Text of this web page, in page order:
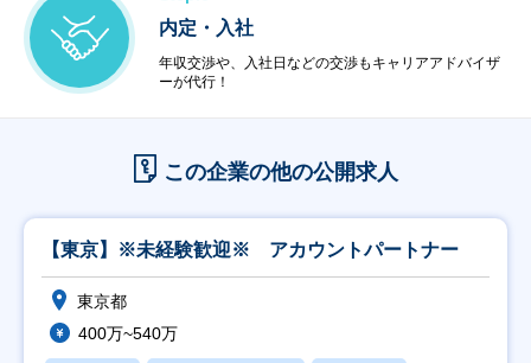
内定・入社
年収交渉や、入社日などの交渉もキャリアアドバイザ
ーが代行！
この企業の他の公開求人
【東京】※未経験歓迎※ アカウントパートナー
東京都
400万~540万